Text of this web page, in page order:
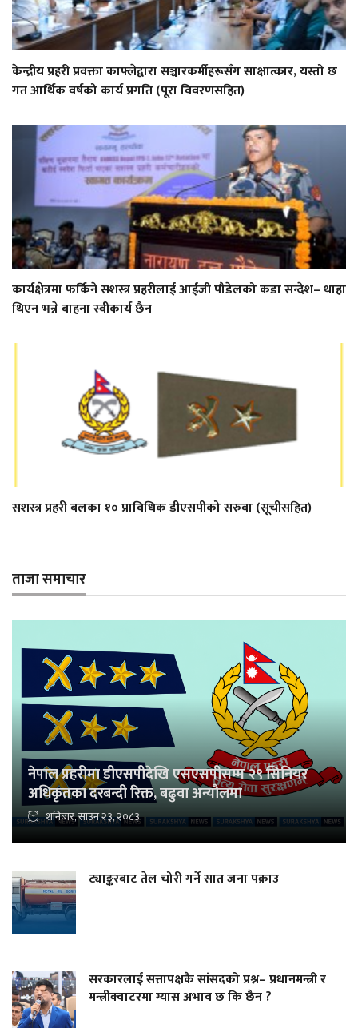
केन्द्रीय प्रहरी प्रवक्ता काफ्लेद्वारा सञ्चारकर्मीहरूसँग साक्षात्कार, यस्तो छ
गत आर्थिक वर्षको कार्य प्रगति (पूरा विवरणसहित)
कार्यक्षेत्रमा फर्किने सशस्त्र प्रहरीलाई आईजी पौडेलको कडा सन्देश– थाहा
थिएन भन्ने बाहना स्वीकार्य छैन
सशस्त्र प्रहरी बलका १० प्राविधिक डीएसपीको सरुवा (सूचीसहित)
ताजा समाचार
नेपाल प्रहरीमा डीएसपीदेखि एसएसपीसम्म २९ सिनियर
अधिकृतका दरबन्दी रिक्त, बढुवा अन्यौलमा
शनिबार, साउन २३, २०८३
ट्याङ्करबाट तेल चोरी गर्ने सात जना पक्राउ
सरकारलाई सत्तापक्षकै सांसदको प्रश्न– प्रधानमन्त्री र
मन्त्रीक्वाटरमा ग्यास अभाव छ कि छैन ?